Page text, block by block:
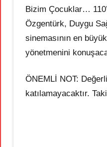
Bizim Çocuklar…
Özgentürk, Duygu
sinemasının en
yönetmenini
ÖNEMLİ NOT:
katılamayacaktır.